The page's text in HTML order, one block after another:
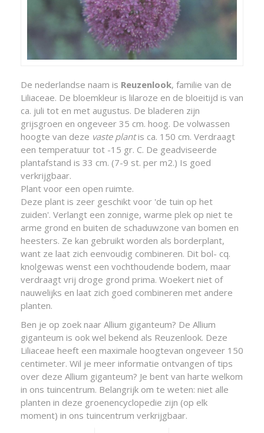
De nederlandse naam is Reuzenlook, familie van de
Liliaceae. De bloemkleur is lilaroze en de bloeitijd is van
ca. juli tot en met augustus. De bladeren zijn
grijsgroen en ongeveer 35 cm. hoog. De volwassen
hoogte van deze vaste plantis ca. 150 cm. Verdraagt
een temperatuur tot -15 gr. C. De geadviseerde
plantafstand is 33 cm. (7-9 st. per m2.) Is goed
verkrijgbaar.
Plant voor een open ruimte.
Deze plant is zeer geschikt voor 'de tuin op het
zuiden'. Verlangt een zonnige, warme plek op niet te
arme grond en buiten de schaduwzone van bomen en
heesters. Ze kan gebruikt worden als borderplant,
want ze laat zich eenvoudig combineren. Dit bol- cq.
knolgewas wenst een vochthoudende bodem, maar
verdraagt vrij droge grond prima. Woekert niet of
nauwelijks en laat zich goed combineren met andere
planten.
Ben je op zoek naar Allium giganteum? De Allium
giganteum is ook wel bekend als Reuzenlook. Deze
Liliaceae heeft een maximale hoogtevan ongeveer 150
centimeter. Wil je meer informatie ontvangen of tips
over deze Allium giganteum? Je bent van harte welkom
in ons tuincentrum. Belangrijk om te weten: niet alle
planten in deze groenencyclopedie zijn (op elk
moment) in ons tuincentrum verkrijgbaar.